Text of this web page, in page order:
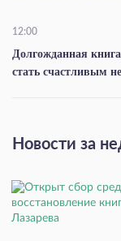
12:00
Долгожданная
стать счастливым
Новости за